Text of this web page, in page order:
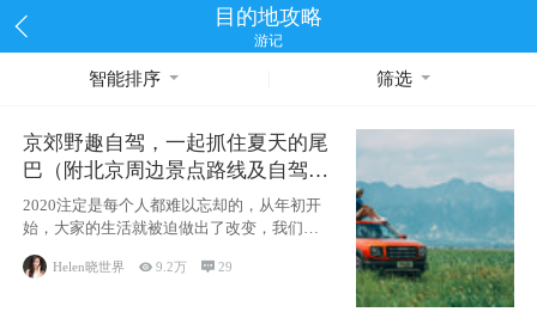
目的地攻略
游记
智能排序 筛选
京郊野趣自驾，一起抓住夏天的尾
巴（附北京周边景点路线及自驾攻
略）
2020注定是每个人都难以忘却的，从年初开
始，大家的生活就被迫做出了改变，我们也
不例外。本来双双辞职是为
Helen晓世界 9.2万 29